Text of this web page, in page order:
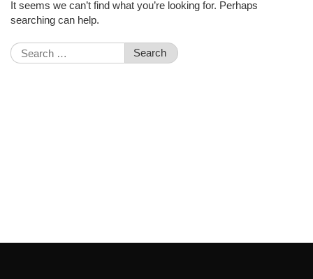
It seems we can’t find what you’re looking for. Perhaps
searching can help.
Search
for: